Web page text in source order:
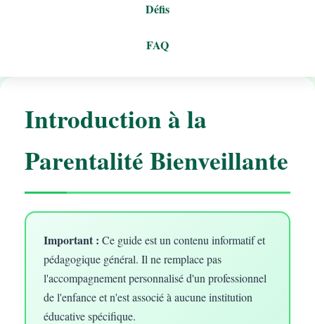
Défis
FAQ
Introduction à la
Parentalité Bienveillante
Important : Ce guide est un contenu informatif et
pédagogique général. Il ne remplace pas
l'accompagnement personnalisé d'un professionnel
de l'enfance et n'est associé à aucune institution
éducative spécifique.